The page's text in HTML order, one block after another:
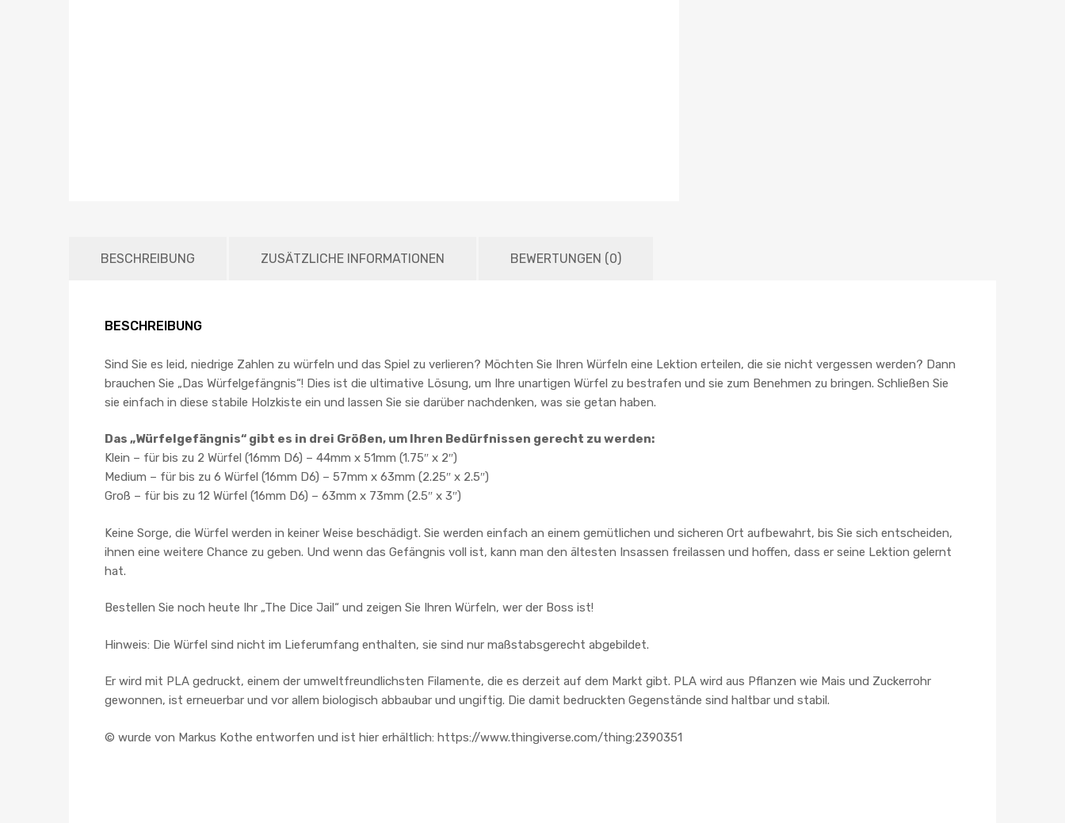
BESCHREIBUNG ZUSÄTZLICHE INFORMATIONEN BEWERTUNGEN (0)
BESCHREIBUNG
Sind Sie es leid, niedrige Zahlen zu würfeln und das Spiel zu verlieren? Möchten Sie Ihren Würfeln eine Lektion erteilen, die sie nicht vergessen werden? Dann
brauchen Sie „Das Würfelgefängnis“! Dies ist die ultimative Lösung, um Ihre unartigen Würfel zu bestrafen und sie zum Benehmen zu bringen. Schließen Sie
sie einfach in diese stabile Holzkiste ein und lassen Sie sie darüber nachdenken, was sie getan haben.
Das „Würfelgefängnis“ gibt es in drei Größen, um Ihren Bedürfnissen gerecht zu werden:
Klein – für bis zu 2 Würfel (16mm D6) – 44mm x 51mm (1.75″ x 2″)
Medium – für bis zu 6 Würfel (16mm D6) – 57mm x 63mm (2.25″ x 2.5″)
Groß – für bis zu 12 Würfel (16mm D6) – 63mm x 73mm (2.5″ x 3″)
Keine Sorge, die Würfel werden in keiner Weise beschädigt. Sie werden einfach an einem gemütlichen und sicheren Ort aufbewahrt, bis Sie sich entscheiden,
ihnen eine weitere Chance zu geben. Und wenn das Gefängnis voll ist, kann man den ältesten Insassen freilassen und hoffen, dass er seine Lektion gelernt
hat.
Bestellen Sie noch heute Ihr „The Dice Jail“ und zeigen Sie Ihren Würfeln, wer der Boss ist!
Hinweis: Die Würfel sind nicht im Lieferumfang enthalten, sie sind nur maßstabsgerecht abgebildet.
Er wird mit PLA gedruckt, einem der umweltfreundlichsten Filamente, die es derzeit auf dem Markt gibt. PLA wird aus Pflanzen wie Mais und Zuckerrohr
gewonnen, ist erneuerbar und vor allem biologisch abbaubar und ungiftig. Die damit bedruckten Gegenstände sind haltbar und stabil.
©️ wurde von Markus Kothe entworfen und ist hier erhältlich: https://www.thingiverse.com/thing:2390351